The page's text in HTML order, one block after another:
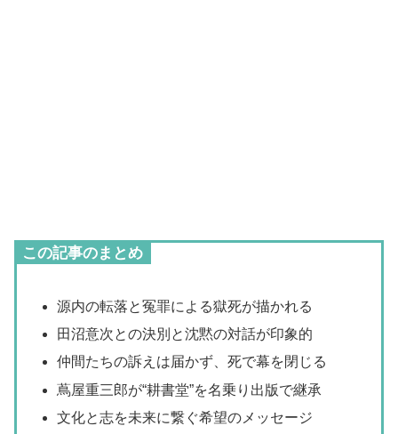
この記事のまとめ
源内の転落と冤罪による獄死が描かれる
田沼意次との決別と沈黙の対話が印象的
仲間たちの訴えは届かず、死で幕を閉じる
蔦屋重三郎が“耕書堂”を名乗り出版で継承
文化と志を未来に繋ぐ希望のメッセージ